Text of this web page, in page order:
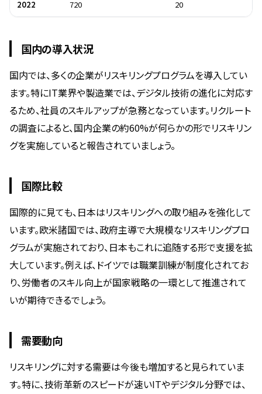
2022 720 20
国内の導入状況
国内では、多くの企業がリスキリングプログラムを導入してい
ます。特にIT業界や製造業では、デジタル技術の進化に対応す
るため、社員のスキルアップが急務となっています。リクルート
の調査によると、国内企業の約60%が何らかの形でリスキリン
グを実施していると報告されていましょう。
国際比較
国際的に見ても、日本はリスキリングへの取り組みを強化して
います。欧米諸国では、政府主導で大規模なリスキリングプロ
グラムが実施されており、日本もこれに追随する形で支援を拡
大しています。例えば、ドイツでは職業訓練が制度化されてお
り、労働者のスキル向上が国家戦略の一環として推進されて
いが期待できるでしょう。
需要動向
リスキリングに対する需要は今後も増加すると見られていま
す。特に、技術革新のスピードが速いITやデジタル分野では、